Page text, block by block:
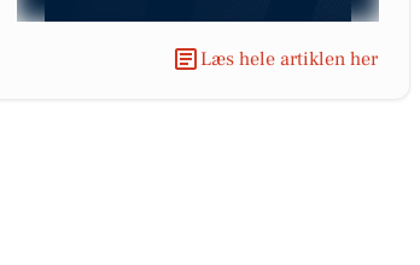
Læs hele artiklen her